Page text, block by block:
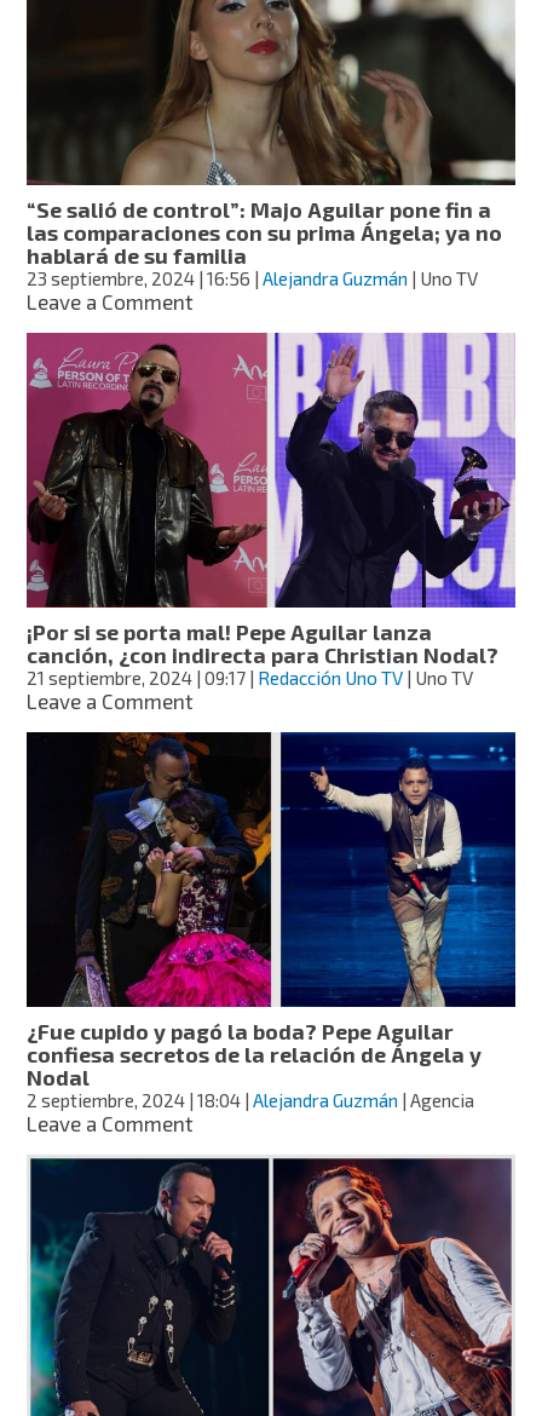
Aguilar
aclara
si
hay
o
no
conflicto
con
los
papás
de
Christian
“Se salió de control”: Majo Aguilar pone fin a
las comparaciones con su prima Ángela; ya no
hablará de su familia
23 septiembre, 2024 | 16:56 |Alejandra Guzmán | Uno TV
Leave a Commenton
salió
control”:
Aguilar
pone
fin
a
las
comparaciones
su
prima
Ángela;
ya
hablará
de
su
familia
¡Por si se porta mal! Pepe Aguilar lanza
canción, ¿con indirecta para Christian Nodal?
21 septiembre, 2024 | 09:17 | Redacción Uno TV | Uno TV
Leave a Commenton
si
se
porta
mal!
Pepe
Aguilar
lanza
canción,
¿con
indirecta
para
Christian
Nodal?
¿Fue cupido y pagó la boda? Pepe Aguilar
confiesa secretos de la relación de Ángela y
Nodal
2 septiembre, 2024 | 18:04 |Alejandra Guzmán | Agencia
Leave a Commenton
cupido
y
pagó
la
boda?
Pepe
Aguilar